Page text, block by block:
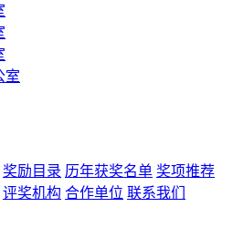
室
奖励目录 历年获奖名单 奖项推荐
评奖机构 合作单位 联系我们